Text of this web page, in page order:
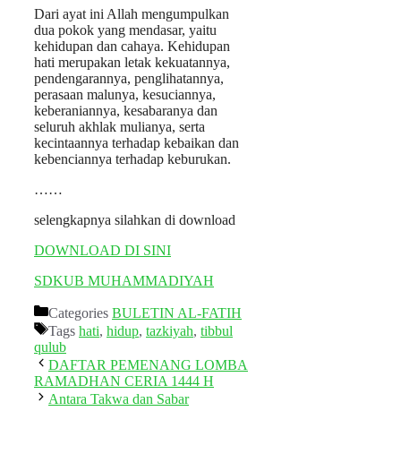
Dari ayat ini Allah mengumpulkan
dua pokok yang mendasar, yaitu
kehidupan dan cahaya. Kehidupan
hati merupakan letak kekuatannya,
pendengarannya, penglihatannya,
perasaan malunya, kesuciannya,
keberaniannya, kesabaranya dan
seluruh akhlak mulianya, serta
kecintaannya terhadap kebaikan dan
kebenciannya terhadap keburukan.
……
selengkapnya silahkan di download
DOWNLOAD DI SINI
SDKUB MUHAMMADIYAH
Categories BULETIN AL-FATIH
Tags hati, hidup, tazkiyah, tibbul
qulub
DAFTAR PEMENANG LOMBA
RAMADHAN CERIA 1444 H
Antara Takwa dan Sabar